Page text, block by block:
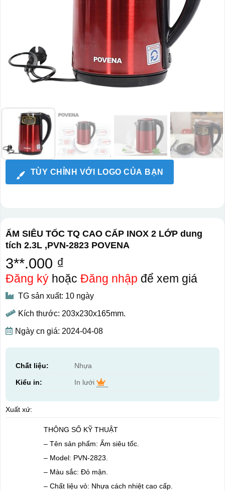
TÙY CHỈNH VỚI LOGO CỦA BẠN
ẤM SIÊU TỐC TQ CAO CẤP INOX 2 LỚP dung
tích 2.3L ,PVN-2823 POVENA
3**.000 ₫
Đăng kýhoặc Đăng nhập để xem giá
TG sản xuất: 10 ngày
Kích thước: 203x230x165mm.
Ngày cn giá: 2024-04-08
Chất liệu: Nhựa
Kiểu in: In lưới
Xuất xứ:
THÔNG SỐ KỸ THUẬT
– Tên sản phẩm: Ấm siêu tốc.
– Model: PVN-2823.
– Màu sắc: Đỏ mận.
– Chất liệu vỏ: Nhựa cách nhiệt cao cấp.